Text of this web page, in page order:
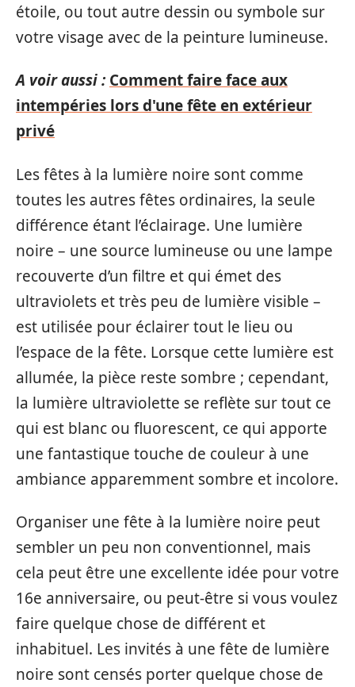
étoile, ou tout autre dessin ou symbole sur
votre visage avec de la peinture lumineuse.
A voir aussi : Comment faire face aux
intempéries lors d'une fête en extérieur
privé
Les fêtes à la lumière noire sont comme
toutes les autres fêtes ordinaires, la seule
différence étant l’éclairage. Une lumière
noire – une source lumineuse ou une lampe
recouverte d’un filtre et qui émet des
ultraviolets et très peu de lumière visible –
est utilisée pour éclairer tout le lieu ou
l’espace de la fête. Lorsque cette lumière est
allumée, la pièce reste sombre ; cependant,
la lumière ultraviolette se reflète sur tout ce
qui est blanc ou fluorescent, ce qui apporte
une fantastique touche de couleur à une
ambiance apparemment sombre et incolore.
Organiser une fête à la lumière noire peut
sembler un peu non conventionnel, mais
cela peut être une excellente idée pour votre
16e anniversaire, ou peut-être si vous voulez
faire quelque chose de différent et
inhabituel. Les invités à une fête de lumière
noire sont censés porter quelque chose de